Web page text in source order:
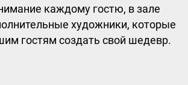
каждому гостю, в зале
художники, которые
гостям создать свой шедевр.